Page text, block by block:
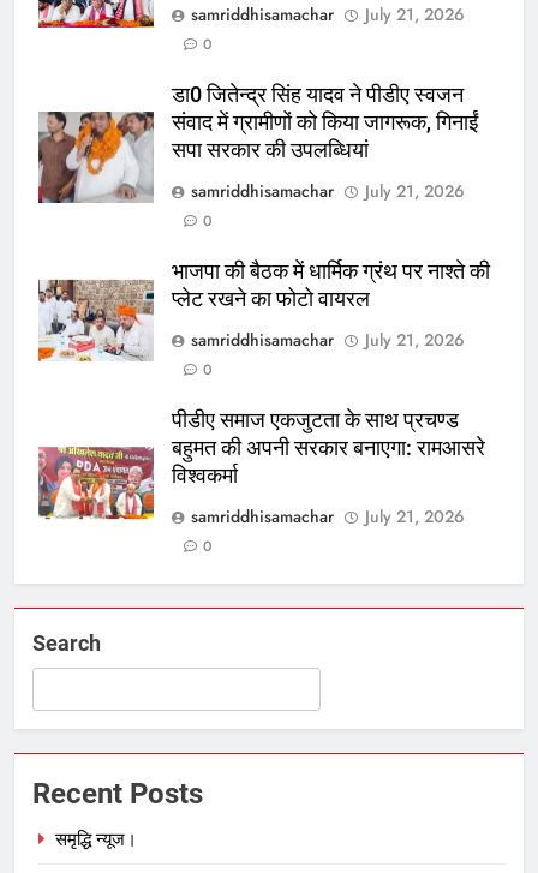
samriddhisamachar
July 21, 2026
0
डा0 जितेन्द्र सिंह यादव ने पीडीए स्वजन
संवाद में ग्रामीणों को किया जागरूक, गिनाईं
सपा सरकार की उपलब्धियां
samriddhisamachar
July 21, 2026
0
भाजपा की बैठक में धार्मिक ग्रंथ पर नाश्ते की
प्लेट रखने का फोटो वायरल
samriddhisamachar
July 21, 2026
0
पीडीए समाज एकजुटता के साथ प्रचण्ड
बहुमत की अपनी सरकार बनाएगा: रामआसरे
विश्वकर्मा
samriddhisamachar
July 21, 2026
0
Search
Recent Posts
समृद्धि न्यूज।